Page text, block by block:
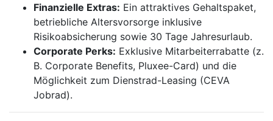
Finanzielle Extras: Ein attraktives Gehaltspaket,
betriebliche Altersvorsorge inklusive
Risikoabsicherung sowie 30 Tage Jahresurlaub.
Corporate Perks: Exklusive Mitarbeiterrabatte (z.
B. Corporate Benefits, Pluxee-Card) und die
Möglichkeit zum Dienstrad-Leasing (CEVA
Jobrad).